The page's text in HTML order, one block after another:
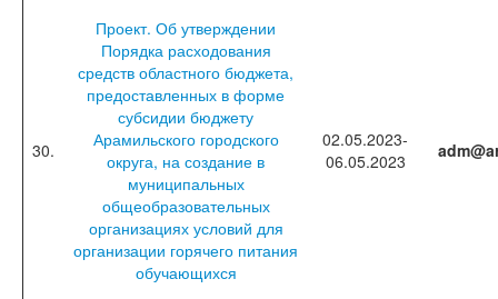
30.
Проект. Об утверждении
Порядка расходования
средств областного бюджета,
предоставленных в форме
субсидии бюджету
Арамильского городского
округа, на создание в
муниципальных
общеобразовательных
организациях условий для
организации горячего питания
обучающихся
02.05.2023-
06.05.2023